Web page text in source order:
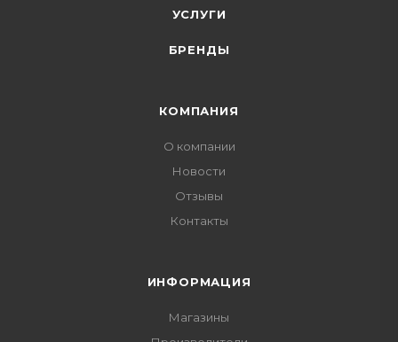
УСЛУГИ
БРЕНДЫ
КОМПАНИЯ
О компании
Новости
Отзывы
Контакты
ИНФОРМАЦИЯ
Магазины